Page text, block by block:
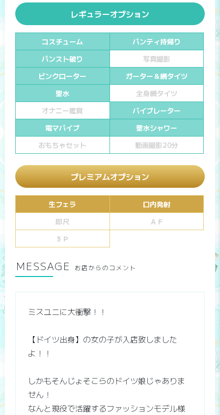
レギュラーオプション
コスチューム
パンティ持帰り
パンスト破り
写真撮影
ピンクローター
ガーター＆網タイツ
聖水
全身網タイツ
オナニー鑑賞
バイブレーター
電マバイブ
聖水シャワー
おもちゃセット
動画撮影20分
プレミアムオプション
生フェラ
口内発射
即尺
ＡＦ
３Ｐ
MESSAGE お店からのコメント
ミスユニに大衝撃！！
【ドイツ出身】の女の子が入店致しました
よ！！
しかもそんじょそこらのドイツ娘じゃありま
せん！
なんと現役で活躍するファッションモデル様